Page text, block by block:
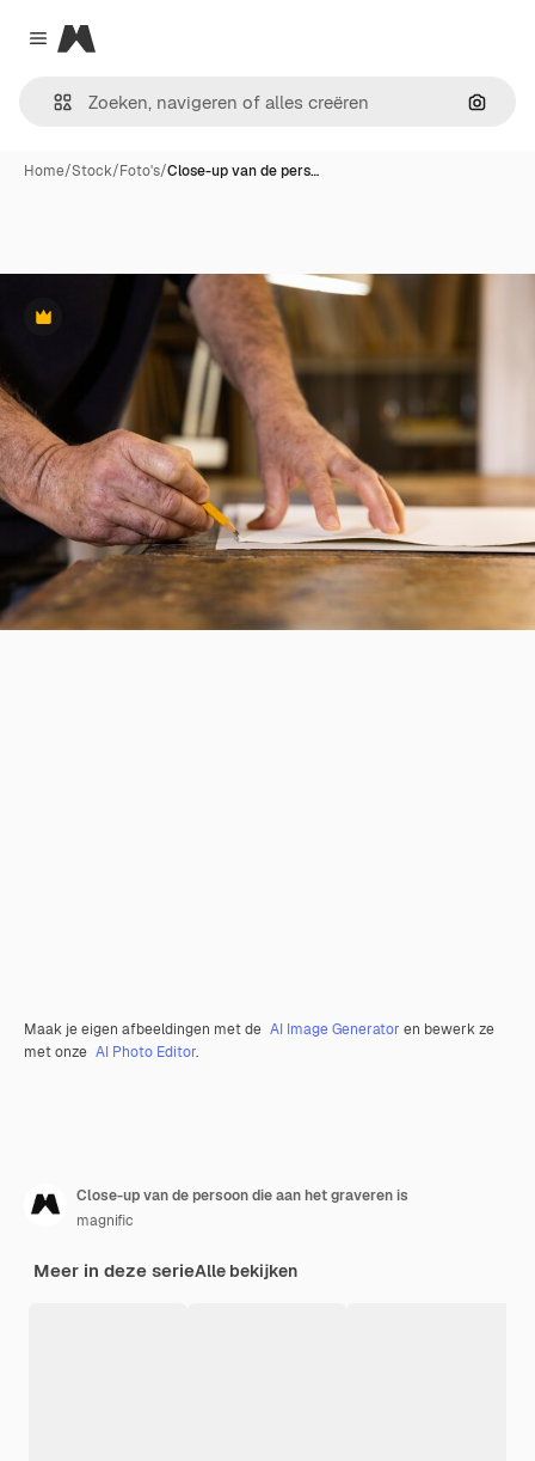
Close menu
Magnific
Home/Stock/Foto's/Close-up van de pers…
Premium
Maak je eigen afbeeldingen met de AI Image Generator en bewerk ze
met onze AI Photo Editor.
Close-up van de persoon die aan het graveren is
magnific
Meer in deze serieAlle bekijken